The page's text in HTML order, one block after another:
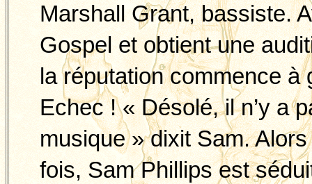
Marshall Grant, bassiste.
Gospel et obtient une
la réputation commence à
Echec ! « Désolé, il n’y a
musique » dixit Sam.
fois, Sam Phillips est